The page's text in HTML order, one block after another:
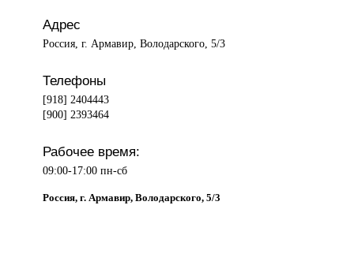
Адрес
Россия, г. Армавир, Володарского, 5/3
Телефоны
[918] 2404443
[900] 2393464
Рабочее время:
09:00-17:00 пн-сб
Россия, г. Армавир, Володарского, 5/3